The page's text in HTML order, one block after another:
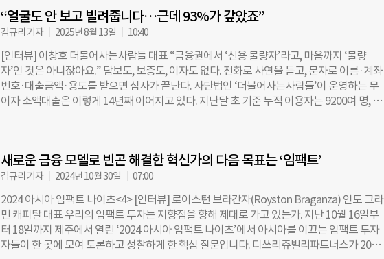
“얼굴도 안 보고 빌려줍니다…근데 93%가 갚았죠”
김규리 기자 2025년 8월 13일 10:40
[인터뷰] 이창호 더불어사는사람들 대표 “금융권에서 ‘신용 불량자’라고, 마음까지 ‘불량
자’인 것은 아니잖아요.” 담보도, 보증도, 이자도 없다. 전화로 사연을 듣고, 문자로 이름·계좌
번호·대출금액·용도를 받으면 심사가 끝난다. 사단법인 ‘더불어사는사람들’이 운영하는 무
이자 소액대출은 이렇게 14년째 이어지고 있다. 지난달 초 기준 누적 이용자는 9200여 명, 대
고를 나온 동료 월급이 더 많더군요.” 수년 뒤 방송통신대 경영학과에서 ‘동일노동 동일임금’
개념을 배우고서야 그때의 감정을 ‘불공정’이라 부를 수 있었다. 이 경험은 ‘함께 잘 사는 사
회’에 대한 문제의식을 키웠다. 공장 신용협동조합에서 조합원으로 활동하며 신협의 철학과
운영 방식을 접했고, 지역 주민이 서로 돕는 ‘협동 정신’의 힘을 목격했다. 1985년에는 최연소
중앙신용협동조합 감사로 임명됐다. 그때부터 “더불어 사는 것”은 그의 평생 철학이 됐다. ◇
신협에서 배운 협동 정신, 한국판 ‘그라민 은행’으로 2007년 말 명예퇴직 뒤, 다시 신협에 들어
가려 했지만 ‘나이’가 걸림돌이었다. 그 무렵 2006년 노벨평화상을 받은 무함마드 유누스의
새로운 금융 모델로 빈곤 해결한 혁신가의 다음 목표는 ‘임팩트’
김규리 기자 2024년 10월 30일 07:00
2024 아시아 임팩트 나이츠<4> [인터뷰] 로이스턴 브라간자(Royston Braganza) 인도 그라
민 캐피탈 대표 우리의 임팩트 투자는 지향점을 향해 제대로 가고 있는가. 지난 10월 16일부
터 18일까지 제주에서 열린 ‘2024 아시아 임팩트 나이츠’에서 아시아를 이끄는 임팩트 투자
자들이 한 곳에 모여 토론하고 성찰하게 한 핵심 질문입니다. 디쓰리쥬빌리파트너스가 2016